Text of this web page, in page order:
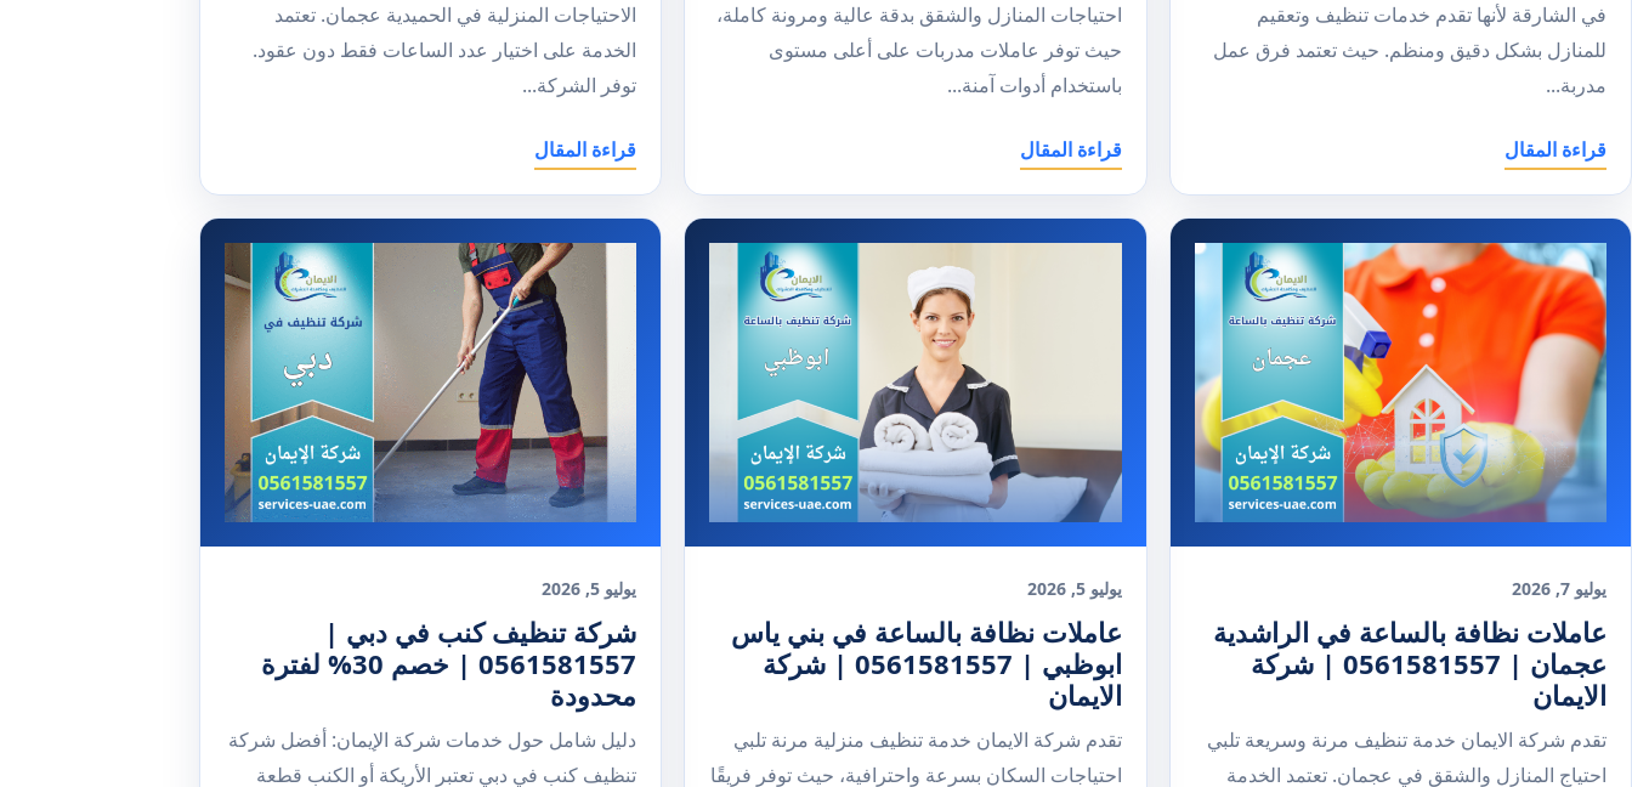
في الشارقة لأنها تقدم خدمات تنظيف وتعقيم
للمنازل بشكل دقيق ومنظم. حيث تعتمد فرق عمل
مدربة...
قراءة المقال
احتياجات المنازل والشقق بدقة عالية ومرونة كاملة،
حيث توفر عاملات مدربات على أعلى مستوى
باستخدام أدوات آمنة...
قراءة المقال
الاحتياجات المنزلية في الحميدية عجمان. تعتمد
الخدمة على اختيار عدد الساعات فقط دون عقود.
توفر الشركة...
قراءة المقال
يوليو 7, 2026
عاملات نظافة بالساعة في الراشدية
عجمان | 0561581557 | شركة
الايمان
تقدم شركة الايمان خدمة تنظيف مرنة وسريعة تلبي
احتياج المنازل والشقق في عجمان. تعتمد الخدمة
يوليو 5, 2026
عاملات نظافة بالساعة في بني ياس
ابوظبي | 0561581557 | شركة
الايمان
تقدم شركة الايمان خدمة تنظيف منزلية مرنة تلبي
احتياجات السكان بسرعة واحترافية، حيث توفر فريقًا
يوليو 5, 2026
شركة تنظيف كنب في دبي |
0561581557 | خصم 30% لفترة
محدودة
دليل شامل حول خدمات شركة الإيمان: أفضل شركة
تنظيف كنب في دبي تعتبر الأريكة أو الكنب قطعة